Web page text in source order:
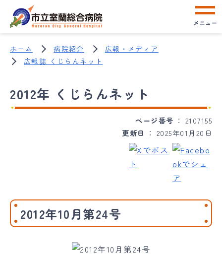
メニュー
ホーム 病院紹介
広報・メディア
広報誌 くじらんネット
2012年 くじらんネット
ページ番号
2107155
更新日
2025年01月20日
2012年10月第24号